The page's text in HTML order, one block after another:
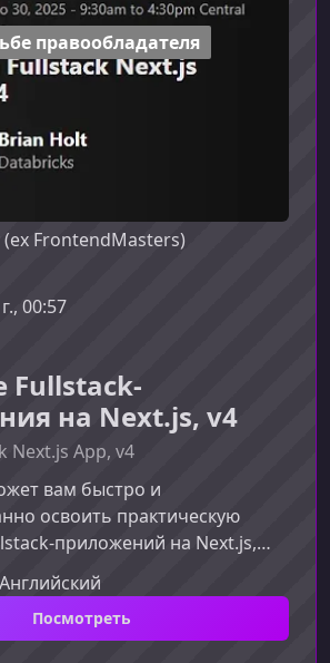
(ex FrontendMasters)
00:57
Fullstack-
на Next.js, v4
Next.js App, v4
вам быстро и
освоить практическую
на Next.js,
инструменты
и научиться создавать
решения без лишней
Английский
Посмотреть
правообладателя